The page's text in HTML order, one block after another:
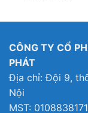
CÔNG TY CỔ
PHÁT
Địa chỉ: Đội 9,
Nội
MST: 0108838171